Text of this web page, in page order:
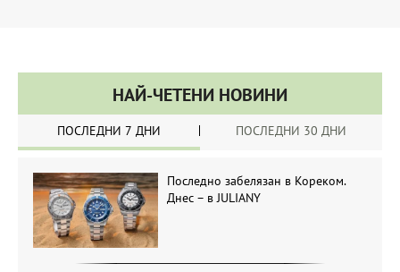
НАЙ-ЧЕТЕНИ НОВИНИ
ПОСЛЕДНИ 7 ДНИ ПОСЛЕДНИ 30 ДНИ
Последно забелязан в Кореком.
Днес – в JULIANY